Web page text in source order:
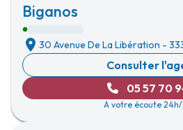
Biganos
30 Avenue De La Libération -
Consulter
05 57 70
A votre écoute